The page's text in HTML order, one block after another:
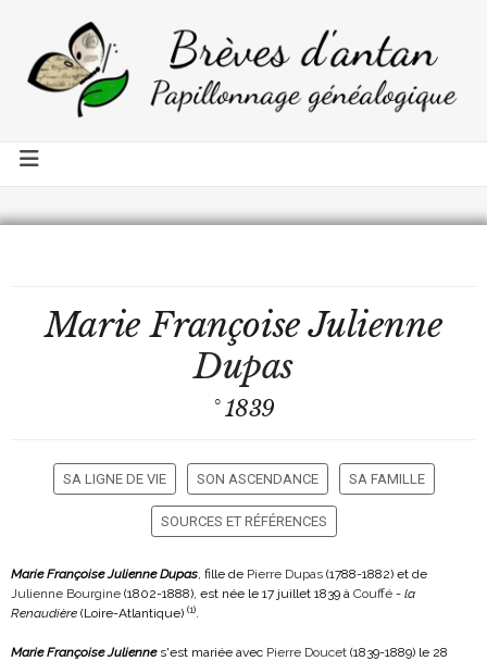
Marie Françoise Julienne
Dupas
° 1839
SA LIGNE DE VIE SON ASCENDANCE SA FAMILLE
SOURCES ET RÉFÉRENCES
Marie Françoise Julienne Dupas, fille de Pierre Dupas (1788-1882) et de
Julienne Bourgine (1802-1888), est née le 17 juillet 1839 à Couffé - la
Renaudière (Loire-Atlantique) (1).
Marie Françoise Juliennes'est mariée avec Pierre Doucet (1839-1889) le 28